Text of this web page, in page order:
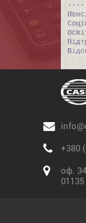
+380
оф.
01135